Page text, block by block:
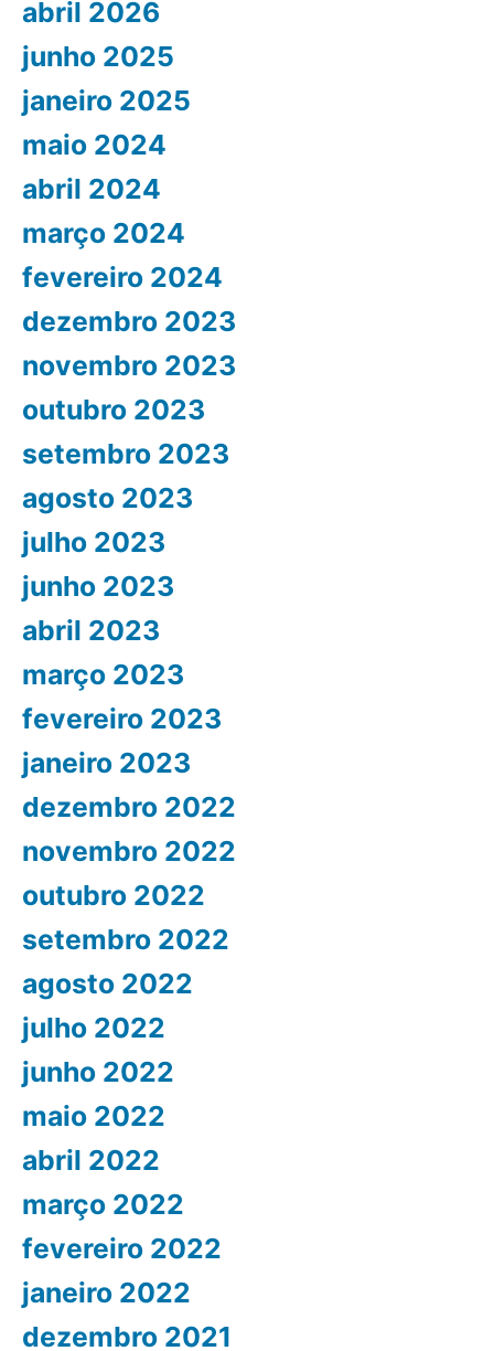
abril 2026
junho 2025
janeiro 2025
maio 2024
abril 2024
março 2024
fevereiro 2024
dezembro 2023
novembro 2023
outubro 2023
setembro 2023
agosto 2023
julho 2023
junho 2023
abril 2023
março 2023
fevereiro 2023
janeiro 2023
dezembro 2022
novembro 2022
outubro 2022
setembro 2022
agosto 2022
julho 2022
junho 2022
maio 2022
abril 2022
março 2022
fevereiro 2022
janeiro 2022
dezembro 2021